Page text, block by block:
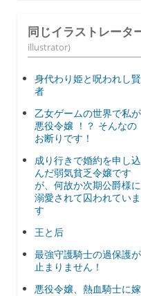
同じイラストレータ
illustrator)
身代わり姫と呪われし賢
者
乙女ゲームの世界で私が
悪役令嬢 ！？ そんなの
お断りです！
成り行きで婚約を申し込
んだ弱気貧乏令嬢です
が、何故か次期公爵様に
溺愛されて囚われていま
す
王と后
最強守護騎士の過保護が
止まりません！
悪役令嬢、熱血騎士に嫁